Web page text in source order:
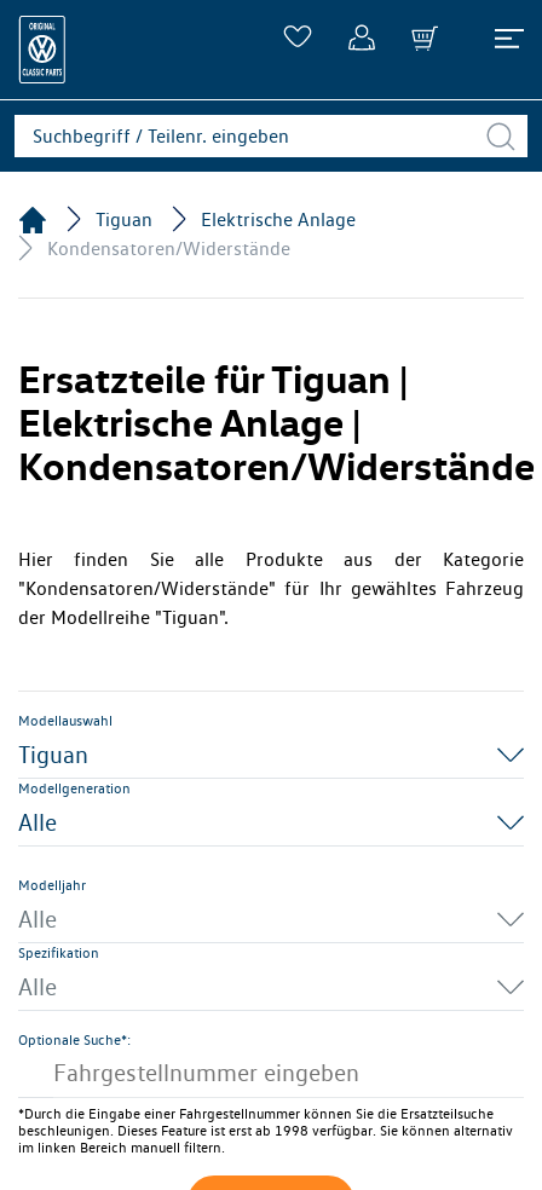
Tiguan
Elektrische Anlage
Kondensatoren/Widerstände
Ersatzteile für Tiguan |
Elektrische Anlage |
Kondensatoren/Widerstände
Hier finden Sie alle Produkte aus der Kategorie
"Kondensatoren/Widerstände" für Ihr gewähltes Fahrzeug
der Modellreihe "Tiguan".
Modellauswahl
Tiguan
Modellgeneration
Alle
Modelljahr
Alle
Spezifikation
Alle
Optionale Suche*:
*Durch die Eingabe einer Fahrgestellnummer können Sie die Ersatzteilsuche
beschleunigen. Dieses Feature ist erst ab 1998 verfügbar. Sie können alternativ
im linken Bereich manuell filtern.